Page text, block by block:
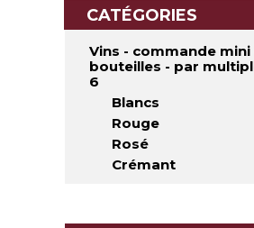
CATÉGORIES
Vins - commande mini
bouteilles - par
6
Blancs
Rouge
Rosé
Crémant